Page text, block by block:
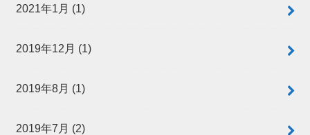
2021年1月 (1)
2019年12月 (1)
2019年8月 (1)
2019年7月 (2)